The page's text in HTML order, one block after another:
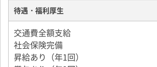
有給休暇※取得推奨しています♪
稼ぎたい方は休日出勤も可能♪
待遇・福利厚生
交通費全額支給
社会保険完備
昇給あり（年1回）